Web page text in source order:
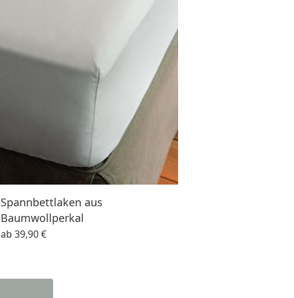
Spannbettlaken aus
Baumwollperkal
ab 39,90 €